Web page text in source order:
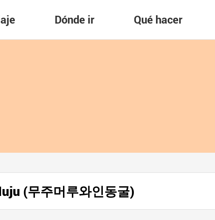
Dónde ir Qué hacer
(무주머루와인동굴)